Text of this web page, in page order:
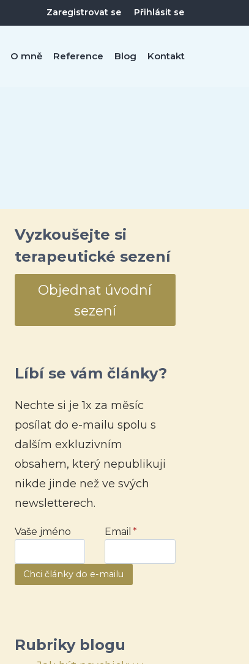
Zaregistrovat se Přihlásit se
O mně Reference Blog Kontakt
Vyzkoušejte si
terapeutické sezení
Objednat úvodní
sezení
Líbí se vám články?
Nechte si je 1x za měsíc
posílat do e-mailu spolu s
dalším exkluzivním
obsahem, který nepublikuji
nikde jinde než ve svých
newsletterech.
Vaše jméno Email *
Chci články do e-mailu
Rubriky blogu